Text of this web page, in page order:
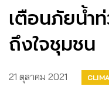
เตือนภัยน้ำท่
ถึงใจชุมชน
21 ตุลาคม 2021